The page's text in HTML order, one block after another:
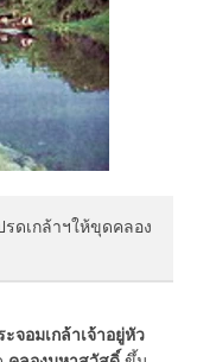
ดเกล้าฯให้ขุดคลอง
จอมเกล้าเจ้าอยู่หัว